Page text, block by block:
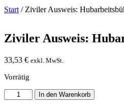
Start / Ziviler Ausweis:
Ziviler Ausweis:
33,53 € exkl. MwSt.
Vorrätig
Ziviler
Ausweis:
In den Warenkorb